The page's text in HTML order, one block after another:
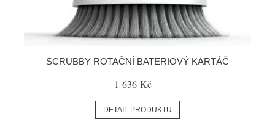
SCRUBBY ROTAČNÍ BATERIOVÝ KARTÁČ
1 636 Kč
DETAIL PRODUKTU